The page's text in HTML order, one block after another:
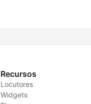
Recursos
Locutores
Widgets